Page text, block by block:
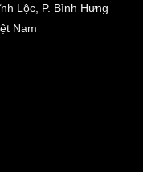
Lộc, P. Bình Hưng
Nam